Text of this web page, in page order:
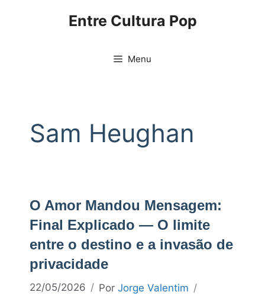
Entre Cultura Pop
Menu
Sam Heughan
O Amor Mandou Mensagem:
Final Explicado — O limite
entre o destino e a invasão de
privacidade
22/05/2026 Por Jorge Valentim